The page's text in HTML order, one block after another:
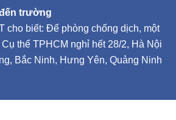
trường
cho biết: Để phòng chống dịch, một
thể TPHCM nghỉ hết 28/2, Hà Nội
Bắc Ninh, Hưng Yên, Quảng Ninh